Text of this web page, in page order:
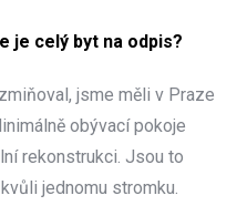
je celý byt na odpis?
jsme měli v Praze
obývací pokoje
rekonstrukci. Jsou to
jednomu stromku.